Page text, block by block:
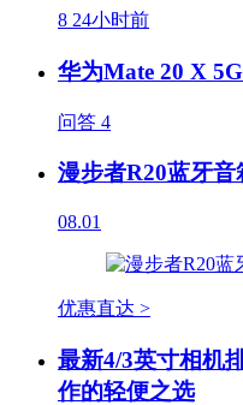
8 24小时前
华为Mate 20 X
问答 4
漫步者R20蓝牙音
08.01
优惠直达 >
最新4/3英寸相机
作的轻便之选